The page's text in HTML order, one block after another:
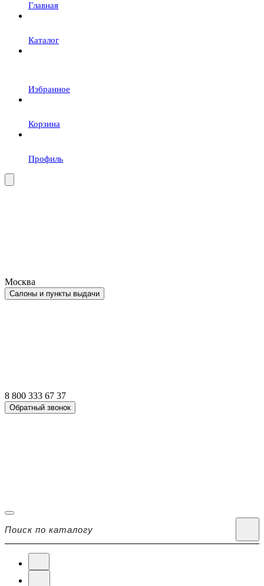
Главная
Каталог
Избранное
Корзина
Профиль
Москва
Салоны и пункты выдачи
8 800 333 67 37
Обратный звонок